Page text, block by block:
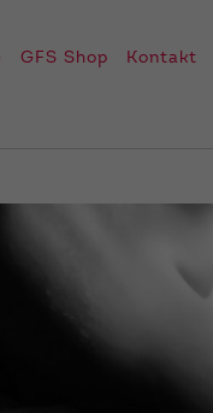
GFS Shop Kontakt